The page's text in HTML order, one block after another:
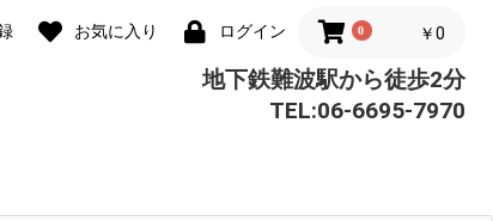
お気に入り ログイン 0 ￥0
地下鉄難波駅から徒歩2分
TEL:06-6695-7970